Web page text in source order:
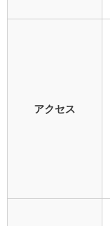
アクセス